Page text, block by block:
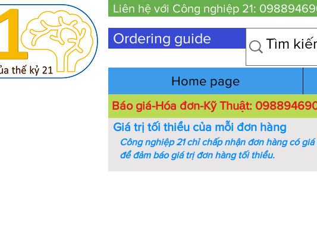
Liên hệ với Công nghiệp 21:
Ordering guide
Home page
Báo giá-Hóa đơn-Kỹ Thuật:
Giá trị tối thiểu của mỗi đơn hàng
Công nghiệp 21 chỉ chấp nhận đơn hàng có
để đảm báo giá trị đơn hàng tối thiểu.